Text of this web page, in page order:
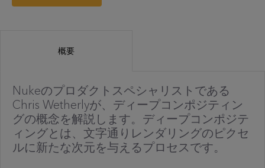
概要
Nukeのプロダクトスペシャリストである
Chris Wetherlyが、ディープコンポジティン
グの概念を解説します。ディープコンポジテ
ィングとは、文字通りレンダリングのピクセ
ルに新たな次元を与えるプロセスです。